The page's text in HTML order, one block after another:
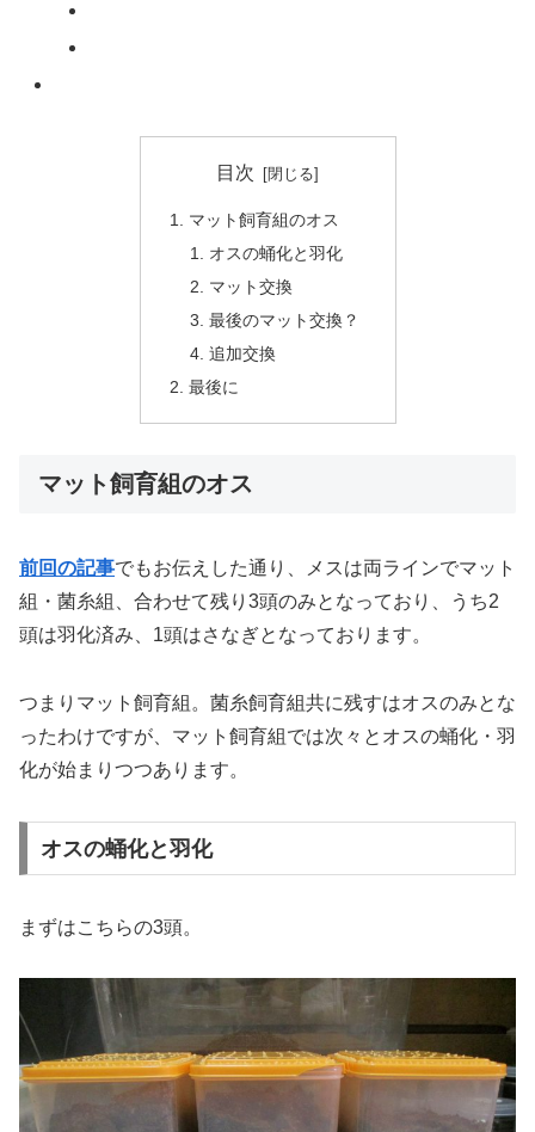
目次
マット飼育組のオス
オスの蛹化と羽化
マット交換
最後のマット交換？
追加交換
最後に
マット飼育組のオス
前回の記事でもお伝えした通り、メスは両ラインでマット
組・菌糸組、合わせて残り3頭のみとなっており、うち2
頭は羽化済み、1頭はさなぎとなっております。
つまりマット飼育組。菌糸飼育組共に残すはオスのみとな
ったわけですが、マット飼育組では次々とオスの蛹化・羽
化が始まりつつあります。
オスの蛹化と羽化
まずはこちらの3頭。